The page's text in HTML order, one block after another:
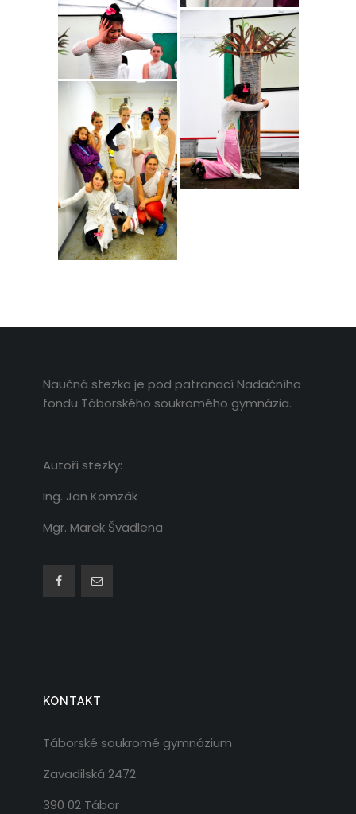
Naučná stezka je pod patronací Nadačního
fondu Táborského soukromého gymnázia.
Autoři stezky:
Ing. Jan Komzák
Mgr. Marek Švadlena
KONTAKT
Táborské soukromé gymnázium
Zavadilská 2472
390 02 Tábor